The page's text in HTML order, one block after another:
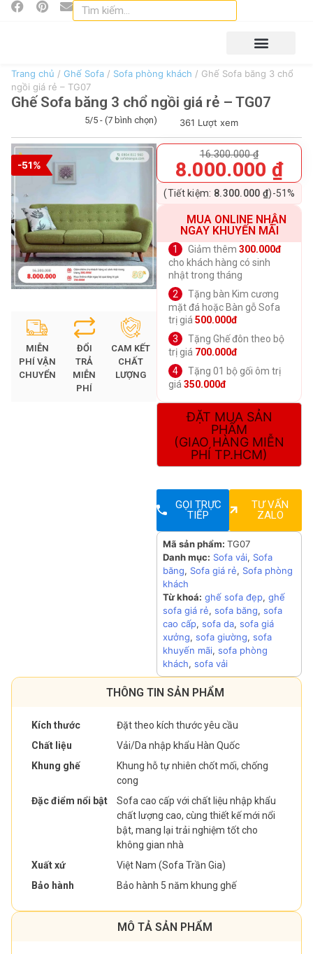
Trang chủ / Ghế Sofa / Sofa phòng khách / Ghế Sofa băng 3 chổ
ngồi giá rẻ – TG07
Ghế Sofa băng 3 chổ ngồi giá rẻ – TG07
5/5 - (7 bình chọn) 361 Lượt xem
-51%
MIỄN
PHÍ VẬN
CHUYỂN
ĐỔI
TRẢ
MIỄN
PHÍ
CAM KẾT
CHẤT
LƯỢNG
16.300.000₫
8.000.000 ₫
(Tiết kiệm: 8.300.000 ₫)-51%
MUA ONLINE NHẬN
NGAY KHUYẾN MÃI
Giảm thêm 300.000đ
cho khách hàng có sinh
nhật trong tháng
Tặng bàn Kim cương
mặt đá hoặc Bàn gỗ Sofa
trị giá 500.000đ
Tặng Ghế đôn theo bộ
trị giá 700.000đ
Tặng 01 bộ gối ôm trị
giá 350.000đ
ĐẶT MUA SẢN
PHẨM
(GIAO HÀNG MIỄN
PHÍ TP.HCM)
GỌI TRỰC
TIẾP
TƯ VẤN
ZALO
Mã sản phẩm: TG07
Danh mục: Sofa vải, Sofa
băng, Sofa giá rẻ, Sofa phòng
khách
Từ khoá: ghế sofa đẹp, ghế
sofa giá rẻ, sofa băng, sofa
cao cấp, sofa da, sofa giá
xưởng, sofa giường, sofa
khuyến mãi, sofa phòng
khách, sofa vải
THÔNG TIN SẢN PHẨM
Kích thước
Đặt theo kích thước yêu cầu
Chất liệu
Vải/Da nhập khẩu Hàn Quốc
Khung ghế
Khung hỗ tự nhiên chốt mối, chống
cong
Đặc điểm nổi bật
Sofa cao cấp với chất liệu nhập khẩu
chất lượng cao, cùng thiết kế mới nổi
bật, mang lại trải nghiệm tốt cho
không gian nhà
Xuất xứ
Việt Nam (Sofa Trần Gia)
Bảo hành
Bảo hành 5 năm khung ghế
MÔ TẢ SẢN PHẨM